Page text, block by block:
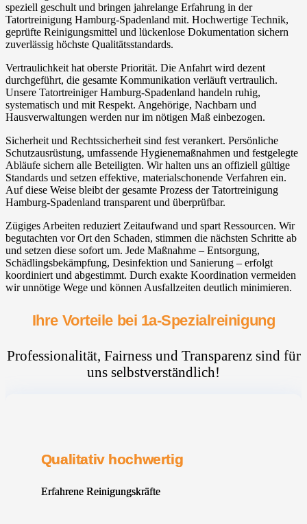
speziell geschult und bringen jahrelange Erfahrung in der
Tatortreinigung Hamburg-Spadenland mit. Hochwertige Technik,
geprüfte Reinigungsmittel und lückenlose Dokumentation sichern
zuverlässig höchste Qualitätsstandards.
Vertraulichkeit hat oberste Priorität. Die Anfahrt wird dezent
durchgeführt, die gesamte Kommunikation verläuft vertraulich.
Unsere Tatortreiniger Hamburg-Spadenland handeln ruhig,
systematisch und mit Respekt. Angehörige, Nachbarn und
Hausverwaltungen werden nur im nötigen Maß einbezogen.
Sicherheit und Rechtssicherheit sind fest verankert. Persönliche
Schutzausrüstung, umfassende Hygienemaßnahmen und festgelegte
Abläufe sichern alle Beteiligten. Wir halten uns an offiziell gültige
Standards und setzen effektive, materialschonende Verfahren ein.
Auf diese Weise bleibt der gesamte Prozess der Tatortreinigung
Hamburg-Spadenland transparent und überprüfbar.
Zügiges Arbeiten reduziert Zeitaufwand und spart Ressourcen. Wir
begutachten vor Ort den Schaden, stimmen die nächsten Schritte ab
und setzen diese sofort um. Jede Maßnahme – Entsorgung,
Schädlingsbekämpfung, Desinfektion und Sanierung – erfolgt
koordiniert und abgestimmt. Durch exakte Koordination vermeiden
wir unnötige Wege und können Ausfallzeiten deutlich minimieren.
Ihre Vorteile bei 1a-Spezialreinigung
Professionalität, Fairness und Transparenz sind für
uns selbstverständlich!
Qualitativ hochwertig
Erfahrene Reinigungskräfte